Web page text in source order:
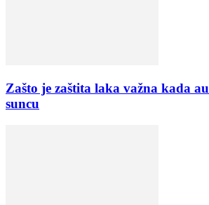
Zašto je zaštita laka važna kada
suncu